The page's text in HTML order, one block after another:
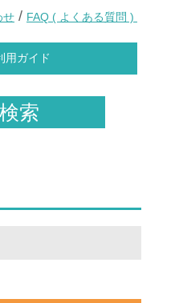
せ / FAQ ( よくある質問 )
用ガイド
検索